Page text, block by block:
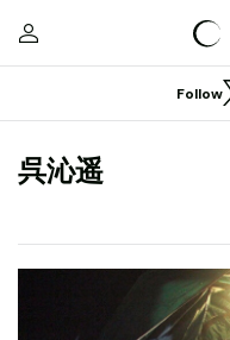
Follow
呉沁遥